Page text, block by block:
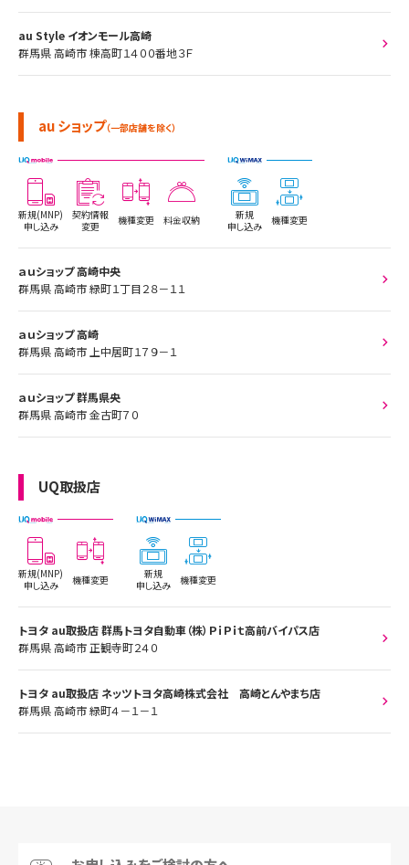
au Style イオンモール高崎
群馬県 高崎市 棟高町１４００番地３Ｆ
au ショップ（一部店舗を除く）
新規(MNP)
申し込み
契約情報
変更
機種変更 料金収納
新規
申し込み
機種変更
ａｕショップ 高崎中央
群馬県 高崎市 緑町１丁目２８－１１
ａｕショップ 高崎
群馬県 高崎市 上中居町１７９－１
ａｕショップ 群馬県央
群馬県 高崎市 金古町７０
UQ取扱店
新規(MNP)
申し込み
機種変更
新規
申し込み
機種変更
トヨタ au取扱店 群馬トヨタ自動車（株）ＰｉＰｉｔ高前バイパス店
群馬県 高崎市 正観寺町２４０
トヨタ au取扱店 ネッツトヨタ高崎株式会社 高崎とんやまち店
群馬県 高崎市 緑町４－１－１